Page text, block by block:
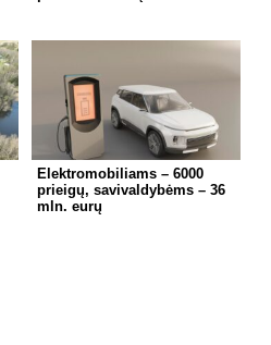
Elektromobiliams – 6000
prieigų, savivaldybėms – 36
mln. eurų